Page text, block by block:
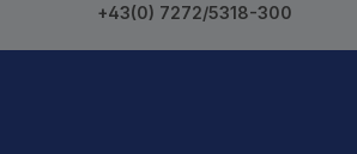
+43(0) 7272/5318-300